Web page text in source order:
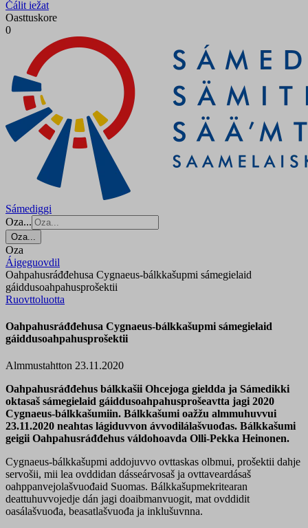
Čálit iežat
Oasttuskore
0
Sámediggi
Oza...
Oza...
Oza
Áigeguovdil
Oahpahusráđđehusa Cygnaeus-bálkkašupmi sámegielaid
gáiddusoahpahusprošektii
Ruovttoluotta
Oahpahusráđđehusa Cygnaeus-bálkkašupmi sámegielaid
gáiddusoahpahusprošektii
Almmustahtton 23.11.2020
Oahpahusráđđehus bálkkašii Ohcejoga gieldda ja Sámedikki
oktasaš sámegielaid gáiddusoahpahusprošeavtta jagi 2020
Cygnaeus-bálkkašumiin. Bálkkašumi oažžu almmuhuvvui
23.11.2020 neahtas lágiduvvon ávvodilálašvuođas. Bálkkašumi
geigii Oahpahusráđđehus váldohoavda Olli-Pekka Heinonen.
Cygnaeus-bálkkašupmi addojuvvo ovttaskas olbmui, prošektii dahje
servošii, mii lea ovddidan dásseárvosaš ja ovttaveardásaš
oahppanvejolašvuođaid Suomas. Bálkkašupmekritearan
deattuhuvvojedje dán jagi doaibmanvuogit, mat ovddidit
oasálašvuođa, beasatlašvuođa ja inklušuvnna.